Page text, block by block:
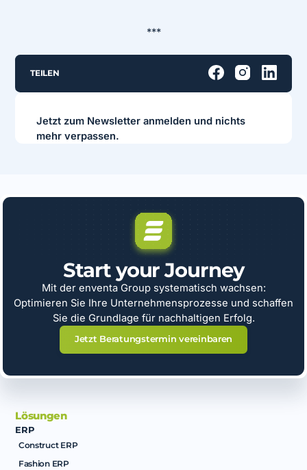
***
TEILEN
Jetzt zum Newsletter anmelden und nichts
mehr verpassen.
Start your Journey
Mit der enventa Group systematisch wachsen:
Optimieren Sie Ihre Unternehmensprozesse und schaffen
Sie die Grundlage für nachhaltigen Erfolg.
Jetzt Beratungstermin vereinbaren
Lösungen
ERP
Construct ERP
Fashion ERP